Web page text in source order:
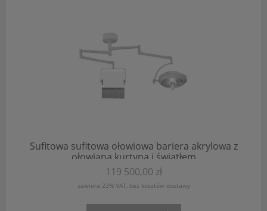
Sufitowa sufitowa ołowiowa bariera akrylowa z
ołowianą kurtyną i światłem
119 500,00 zł
zawiera 23% VAT, bez kosztów dostawy